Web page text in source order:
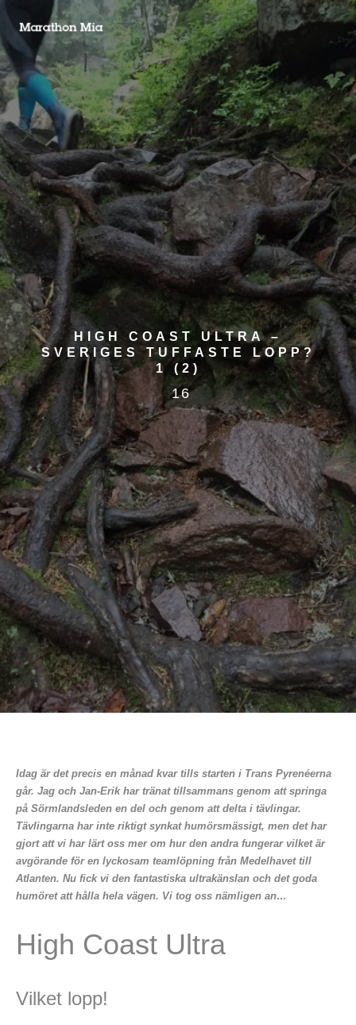
HIGH COAST ULTRA –
SVERIGES TUFFASTE LOPP?
1 (2)
16
Idag är det precis en månad kvar tills starten i Trans Pyrenéerna
går. Jag och Jan-Erik har tränat tillsammans genom att springa
på Sörmlandsleden en del och genom att delta i tävlingar.
Tävlingarna har inte riktigt synkat humörsmässigt, men det har
gjort att vi har lärt oss mer om hur den andra fungerar vilket är
avgörande för en lyckosam teamlöpning från Medelhavet till
Atlanten. Nu fick vi den fantastiska ultrakänslan och det goda
humöret att hålla hela vägen. Vi tog oss nämligen an…
High Coast Ultra
Vilket lopp!